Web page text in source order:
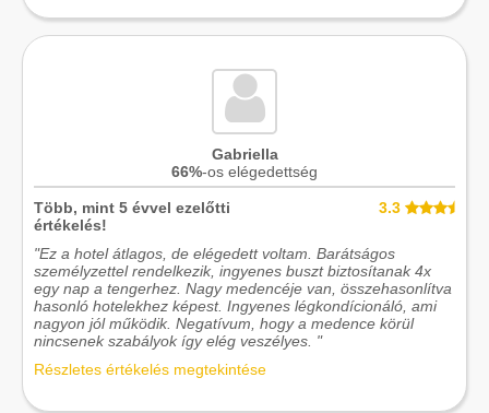
Gabriella
66%-os elégedettség
Több, mint 5 évvel ezelőtti
értékelés!
3.3
"Ez a hotel átlagos, de elégedett voltam. Barátságos
személyzettel rendelkezik, ingyenes buszt biztosítanak 4x
egy nap a tengerhez. Nagy medencéje van, összehasonlítva
hasonló hotelekhez képest. Ingyenes légkondícionáló, ami
nagyon jól működik. Negatívum, hogy a medence körül
nincsenek szabályok így elég veszélyes. "
Részletes értékelés megtekintése